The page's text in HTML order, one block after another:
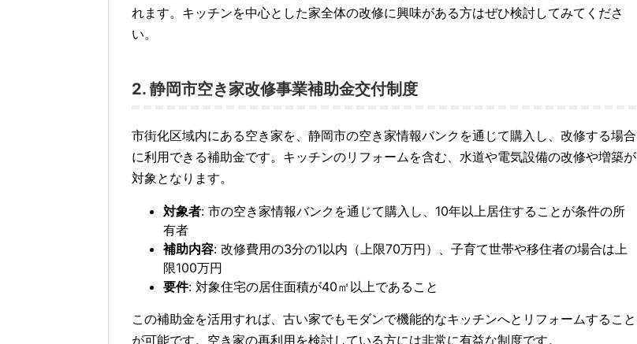
れます。キッチンを中心とした家全体の改修に興味がある方はぜひ検討してみてくださ
い。
2. 静岡市空き家改修事業補助金交付制度
市街化区域内にある空き家を、静岡市の空き家情報バンクを通じて購入し、改修する場合
に利用できる補助金です。キッチンのリフォームを含む、水道や電気設備の改修や増築が
対象となります。
対象者: 市の空き家情報バンクを通じて購入し、10年以上居住することが条件の所
有者
補助内容: 改修費用の3分の1以内（上限70万円）、子育て世帯や移住者の場合は上
限100万円
要件: 対象住宅の居住面積が40㎡以上であること
この補助金を活用すれば、古い家でもモダンで機能的なキッチンへとリフォームすること
が可能です。空き家の再利用を検討している方には非常に有益な制度です。